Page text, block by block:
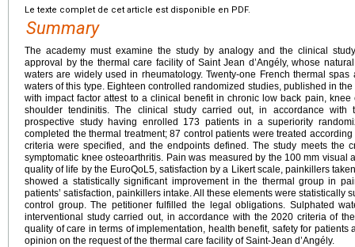
Le texte complet de cet article est disponible en PDF.
Summary
The academy must examine the study by analogy and the clinical
approval by the thermal care facility of Saint Jean d’Angély, whose
waters are widely used in rheumatology. Twenty-one French thermal
waters of this type. Eighteen controlled randomized studies, published in
with impact factor attest to a clinical benefit in chronic low back pain, knee
shoulder tendinitis. The clinical study carried out, in accordance with
prospective study having enrolled 173 patients in a superiority
completed the thermal treatment; 87 control patients were treated
criteria were specified, and the endpoints defined. The study meets the
symptomatic knee osteoarthritis. Pain was measured by the 100 mm visual
quality of life by the EuroQoL5, satisfaction by a Likert scale, painkillers
showed a statistically significant improvement in the thermal group in
patients’ satisfaction, painkillers intake. All these elements were statistically
control group. The petitioner fulfilled the legal obligations. Sulphated
interventional study carried out, in accordance with the 2020 criteria of
quality of care in terms of implementation, health benefit, safety for patients
opinion on the request of the thermal care facility of Saint-Jean d’Angély.